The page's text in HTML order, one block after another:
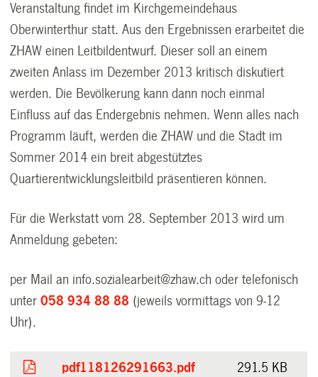
Veranstaltung findet im Kirchgemeindehaus
Oberwinterthur statt. Aus den Ergebnissen erarbeitet die
ZHAW einen Leitbildentwurf. Dieser soll an einem
zweiten Anlass im Dezember 2013 kritisch diskutiert
werden. Die Bevölkerung kann dann noch einmal
Einfluss auf das Endergebnis nehmen. Wenn alles nach
Programm läuft, werden die ZHAW und die Stadt im
Sommer 2014 ein breit abgestütztes
Quartierentwicklungsleitbild präsentieren können.
Für die Werkstatt vom 28. September 2013 wird um
Anmeldung gebeten:
per Mail an info.sozialearbeit@zhaw.ch oder telefonisch
unter058 934 88 88 (jeweils vormittags von 9-12
Uhr).
pdf118126291663.pdf 291.5 KB